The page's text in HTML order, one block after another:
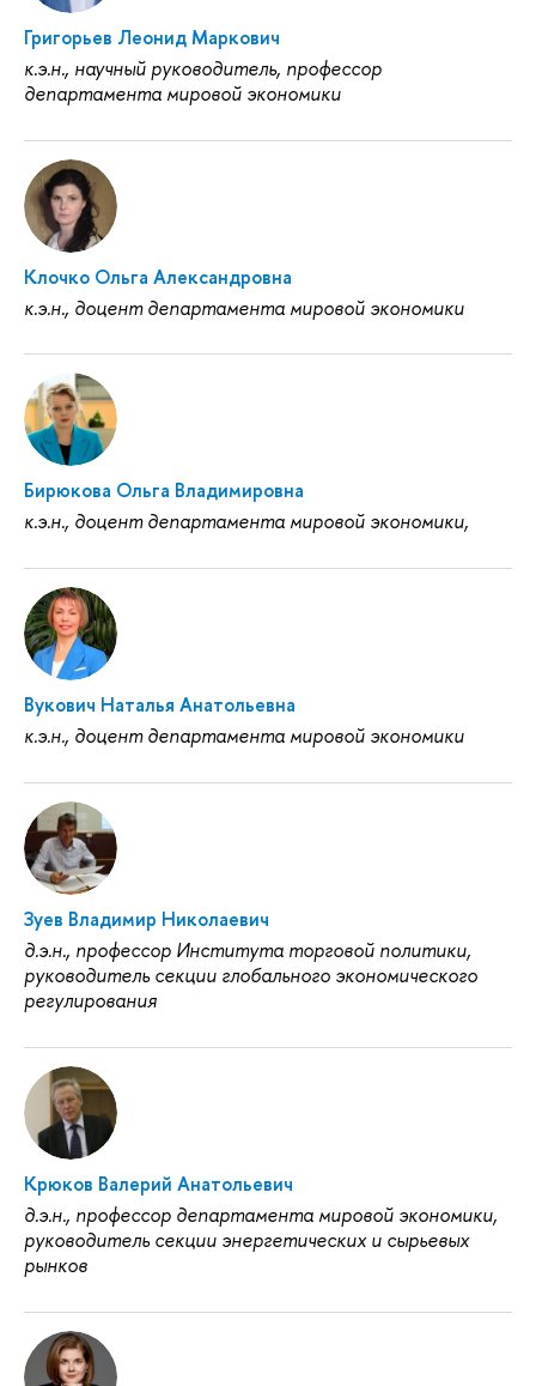
Григорьев Леонид Маркович
к.э.н., научный руководитель, профессор
департамента мировой экономики
Клочко Ольга Александровна
к.э.н., доцент департамента мировой экономики
Бирюкова Ольга Владимировна
к.э.н., доцент департамента мировой экономики,
Вукович Наталья Анатольевна
к.э.н., доцент департамента мировой экономики
Зуев Владимир Николаевич
д.э.н., профессор Института торговой политики,
руководитель секции глобального экономического
регулирования
Крюков Валерий Анатольевич
д.э.н., профессор департамента мировой экономики,
руководитель секции энергетических и сырьевых
рынков